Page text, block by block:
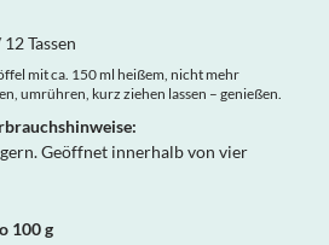
Tassen
mit ca. 150 ml heißem, nicht mehr
umrühren, kurz ziehen lassen – genießen.
Geöffnet innerhalb von vier
100 g